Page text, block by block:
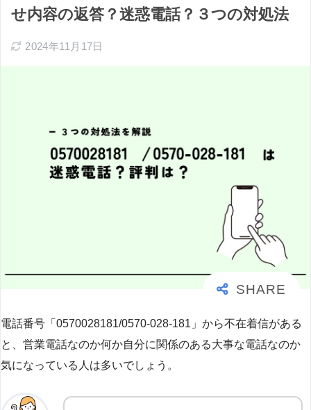
せ内容の返答？迷惑電話？３つの対処法
2024年11月17日
電話番号「0570028181/0570-028-181」から不在着信がある
と、営業電話なのか何か自分に関係のある大事な電話なのか
気になっている人は多いでしょう。